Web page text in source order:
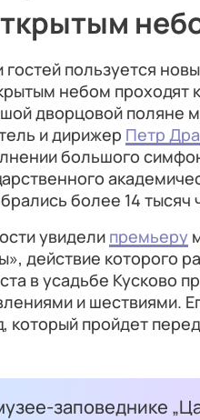
пользуется
небом проходят
дворцовой поляне
и дирижер Петр
большого
более 14 тысяч
увидели премьеру
действие которого
в усадьбе Кусково
и шествиями.
который пройдет
заповеднике